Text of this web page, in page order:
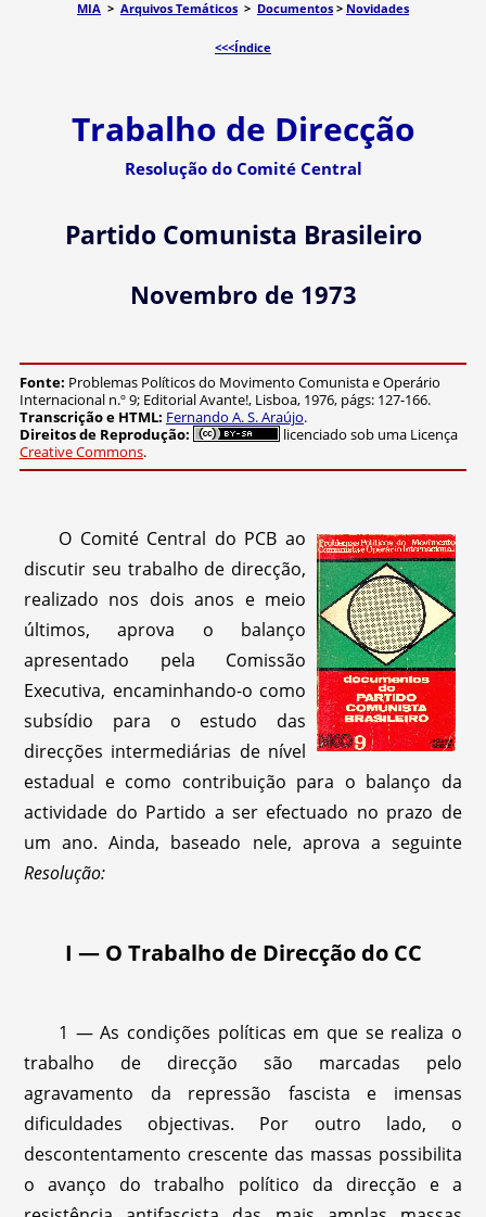
MIA > Arquivos Temáticos > Documentos > Novidades
<<<Índice
Trabalho de Direcção
Resolução do Comité Central
Partido Comunista Brasileiro
Novembro de 1973
Fonte: Problemas Políticos do Movimento Comunista e Operário
Internacional n.º 9; Editorial Avante!, Lisboa, 1976, págs: 127-166.
Transcrição e HTML: Fernando A. S. Araújo.
Direitos de Reprodução:
licenciado sob uma Licença
Creative Commons.
O Comité Central do PCB ao
discutir seu trabalho de direcção,
realizado nos dois anos e meio
últimos, aprova o balanço
apresentado pela Comissão
Executiva, encaminhando-o como
subsídio para o estudo das
direcções intermediárias de nível
estadual e como contribuição para o balanço da
actividade do Partido a ser efectuado no prazo de
um ano. Ainda, baseado nele, aprova a seguinte
Resolução:
I — O Trabalho de Direcção do CC
1 — As condições políticas em que se realiza o
trabalho de direcção são marcadas pelo
agravamento da repressão fascista e imensas
dificuldades objectivas. Por outro lado, o
descontentamento crescente das massas possibilita
o avanço do trabalho político da direcção e a